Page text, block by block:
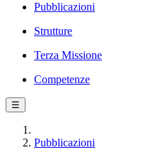
Pubblicazioni
Strutture
Terza Missione
Competenze
☰
Pubblicazioni